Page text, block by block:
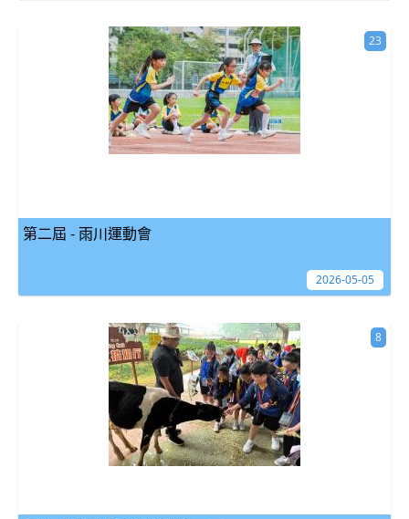
第二屆 - 雨川運動會
23
2026-05-05
8